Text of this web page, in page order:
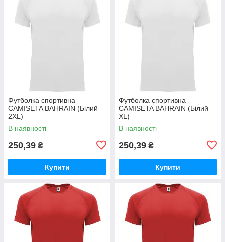
Футболка спортивна
CAMISETA BAHRAIN (Білий
2XL)
В наявності
250,39 ₴
Купити
Футболка спортивна
CAMISETA BAHRAIN (Білий
XL)
В наявності
250,39 ₴
Купити